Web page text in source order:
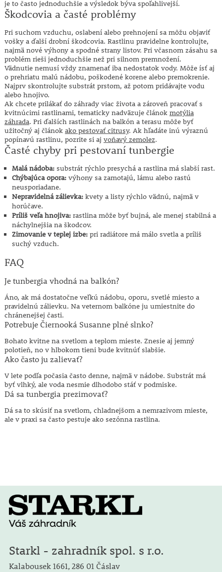
je to často jednoduchšie a výsledok býva spoľahlivejší.
Škodcovia a časté problémy
Pri suchom vzduchu, oslabení alebo prehnojení sa môžu objaviť
vošky a ďalší drobní škodcovia. Rastlinu pravidelne kontrolujte,
najmä nové výhony a spodné strany listov. Pri včasnom zásahu sa
problém rieši jednoduchšie než pri silnom premnožení.
Vädnutie nemusí vždy znamenať iba nedostatok vody. Môže ísť aj
o prehriatu malú nádobu, poškodené korene alebo premokrenie.
Najprv skontrolujte substrát prstom, až potom pridávajte vodu
alebo hnojivo.
Ak chcete prilákať do záhrady viac života a zároveň pracovať s
kvitnúcimi rastlinami, tematicky nadväzuje článok motýlia
záhrada. Pri ďalších rastlinách na balkón a terasu môže byť
užitočný aj článok ako pestovať citrusy. Ak hľadáte inú výraznú
popínavú rastlinu, pozrite si aj voňavý zemolez.
Časté chyby pri pestovaní tunbergie
Malá nádoba:substrát rýchlo presychá a rastlina má slabší rast.
Chýbajúca opora:výhony sa zamotajú, lámu alebo rastú
neusporiadane.
Nepravidelná zálievka:kvety a listy rýchlo vädnú, najmä v
horúčave.
Príliš veľa hnojiva:rastlina môže byť bujná, ale menej stabilná a
náchylnejšia na škodcov.
Zimovanie v teplej izbe:pri radiátore má málo svetla a príliš
suchý vzduch.
FAQ
Je tunbergia vhodná na balkón?
Áno, ak má dostatočne veľkú nádobu, oporu, svetlé miesto a
pravidelnú zálievku. Na veternom balkóne ju umiestnite do
chránenejšej časti.
Potrebuje Čiernooká Susanne plné slnko?
Bohato kvitne na svetlom a teplom mieste. Znesie aj jemný
polotieň, no v hlbokom tieni bude kvitnúť slabšie.
Ako často ju zalievať?
V lete podľa počasia často denne, najmä v nádobe. Substrát má
byť vlhký, ale voda nesmie dlhodobo stáť v podmiske.
Dá sa tunbergia prezimovať?
Dá sa to skúsiť na svetlom, chladnejšom a nemrazivom mieste,
ale v praxi sa často pestuje ako sezónna rastlina.
Starkl - zahradník spol. s r.o.
Kalabousek 1661, 286 01 Čáslav